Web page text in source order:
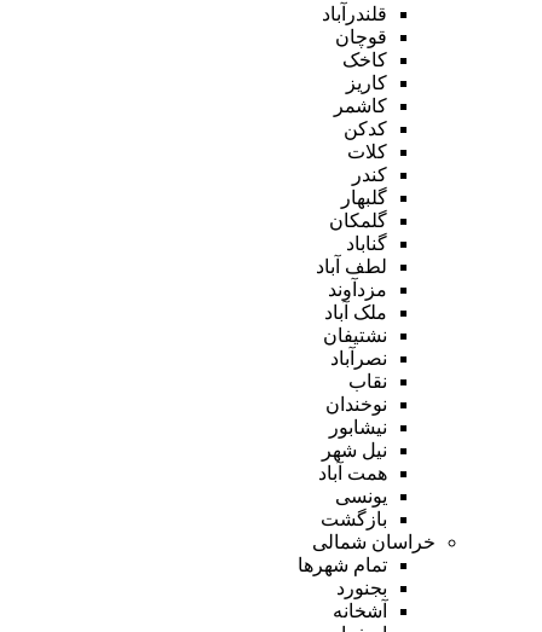
قلندرآباد
قوچان
کاخک
کاریز
کاشمر
کدکن
کلات
کندر
گلبهار
گلمکان
گناباد
لطف آباد
مزدآوند
ملک آباد
نشتیفان
نصرآباد
نقاب
نوخندان
نیشابور
نیل شهر
همت آباد
یونسی
بازگشت
خراسان شمالی
تمام شهر‌ها
بجنورد
آشخانه